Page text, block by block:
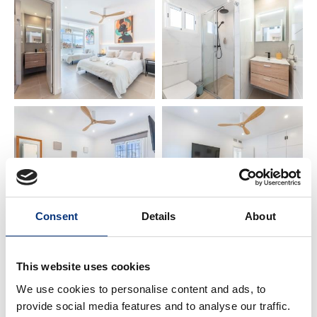
Consent Details About
This website uses cookies
We use cookies to personalise content and ads, to
provide social media features and to analyse our traffic.
TERRAZA:
• 2 Hamacas 🏖️
• Mesa + 6 sillas 🪑
• BBQ 🍖
ℹ️ NECESITA SABER
• Para Netflix debe de tener su propia cuenta 🎬
senderismo y viajes de empresa
• Libro guía con recomendaciones locales 📘
• Estamos disponibles para cualquier
📍 LUGARES PRÓXIMOS DE INTERÉS
✈️ Aeropuerto de Málaga – 12 km